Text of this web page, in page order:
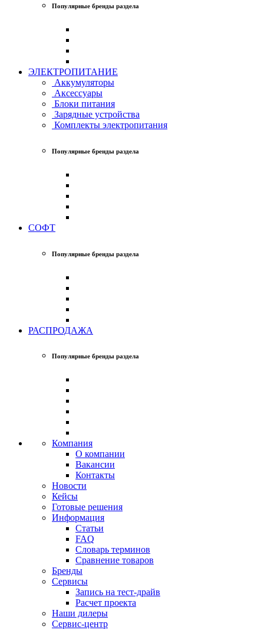
Популярные бренды раздела
ЭЛЕКТРОПИТАНИЕ
Аккумуляторы
Аксессуары
Блоки питания
Зарядные устройства
Комплекты электропитания
Популярные бренды раздела
СОФТ
Популярные бренды раздела
РАСПРОДАЖА
Популярные бренды раздела
Компания
О компании
Вакансии
Контакты
Новости
Кейсы
Готовые решения
Информация
Статьи
FAQ
Словарь терминов
Сравнение товаров
Бренды
Сервисы
Запись на тест-драйв
Расчет проекта
Наши дилеры
Сервис-центр